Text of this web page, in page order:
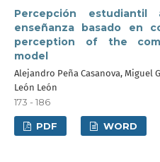
Percepción
enseñanza basado en
perception of the
model
Alejandro Peña Casanova, Miguel
León León
173 - 186
PDF WORD